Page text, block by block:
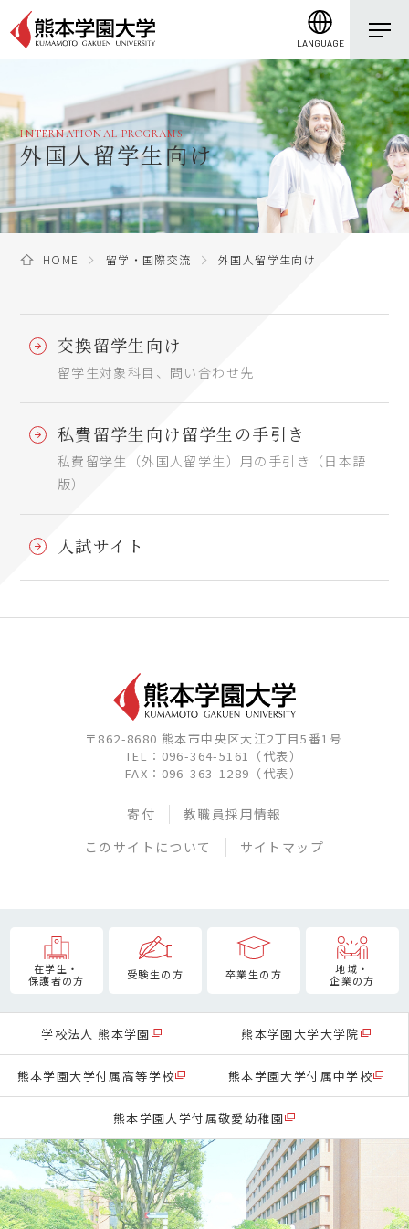
LANGUAGE
INTERNATIONAL PROGRAMS
外国人留学生向け
HOME 留学・国際交流 外国人留学生向け
交換留学生向け
留学生対象科目、問い合わせ先
私費留学生向け留学生の手引き
私費留学生（外国人留学生）用の手引き（日本語
版）
入試サイト
〒862-8680 熊本市中央区大江2丁目5番1号
TEL：096-364-5161（代表）
FAX：096-363-1289（代表）
寄付
教職員採用情報
このサイトについて
サイトマップ
在学生・
保護者の方
受験生の方 卒業生の方
地域・
企業の方
学校法人 熊本学園 熊本学園大学大学院
熊本学園大学付属高等学校 熊本学園大学付属中学校
熊本学園大学付属敬愛幼稚園